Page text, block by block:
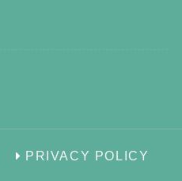
PRIVACY POLICY